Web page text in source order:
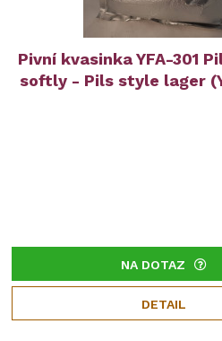
Pivní kvasinka YFA-301
softly - Pils style lager
NA DOTAZ
DETAIL